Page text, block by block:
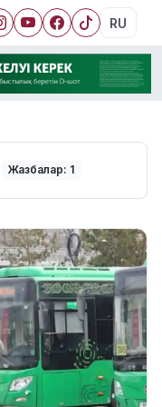
RU
Жазбалар: 1